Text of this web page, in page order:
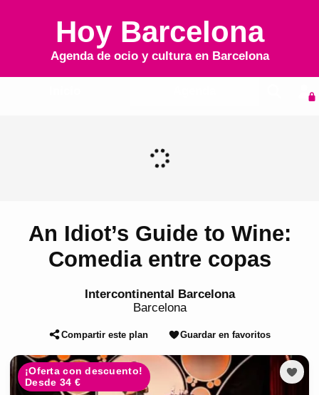
Hoy Barcelona
Agenda de ocio y cultura en Barcelona
An Idiot’s Guide to Wine:
Comedia entre copas
Intercontinental Barcelona
Barcelona
Compartir este plan Guardar en favoritos
¡Oferta con descuento!
Desde 34 €